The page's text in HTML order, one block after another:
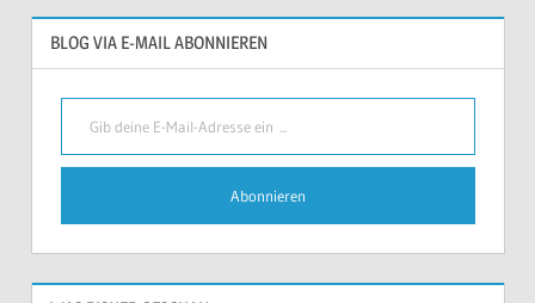
BLOG VIA E-MAIL ABONNIEREN
Gib deine E-Mail-Adresse ein ...
Abonnieren